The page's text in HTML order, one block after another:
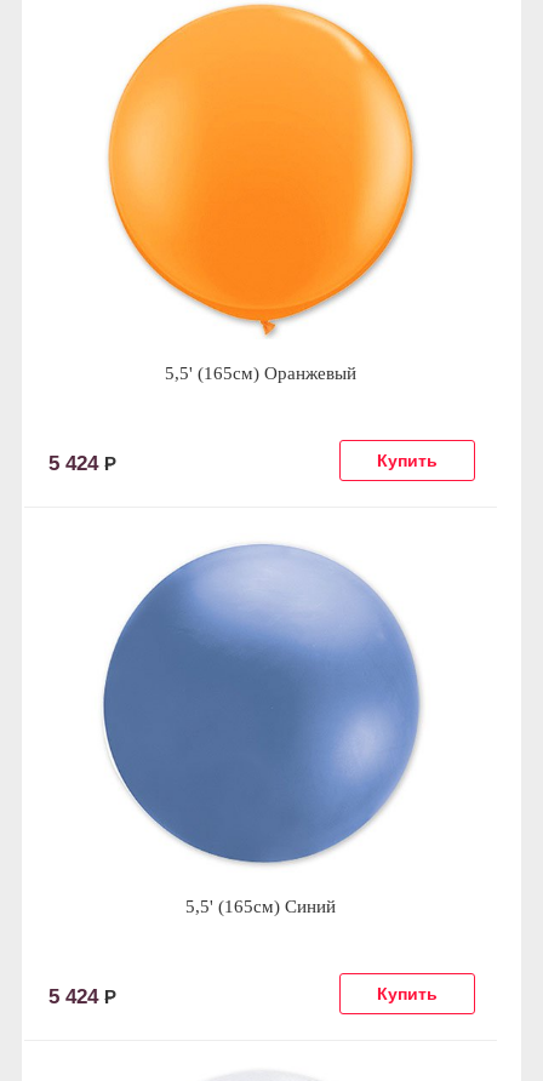
5,5' (165см) Оранжевый
5 424 Р
5,5' (165см) Синий
5 424 Р